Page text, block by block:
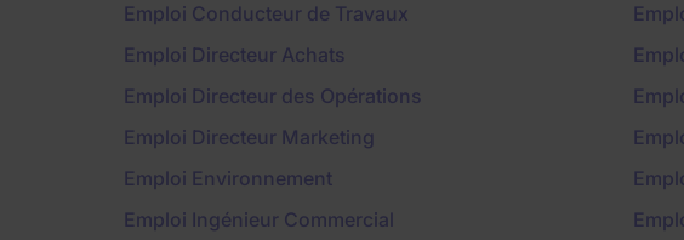
Emploi Conducteur de Travaux
Emploi Directeur Achats
Emploi Directeur des Opérations
Emploi Directeur Marketing
Emploi Environnement
Emploi Ingénieur Commercial